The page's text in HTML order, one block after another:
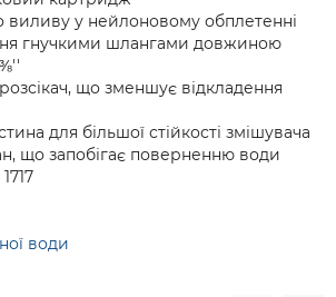
виливу у нейлоновому обплетенні
гнучкими шлангами довжиною
що зменшує відкладення
для більшої стійкості змішувача
що запобігає поверненню води
води